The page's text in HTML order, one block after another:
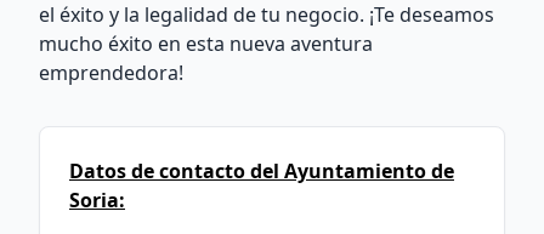
el éxito y la legalidad de tu negocio. ¡Te deseamos
mucho éxito en esta nueva aventura
emprendedora!
Datos de contacto del Ayuntamiento de
Soria: